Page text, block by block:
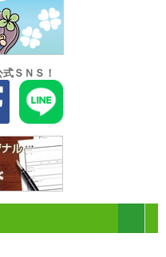
ＳＮＳ！